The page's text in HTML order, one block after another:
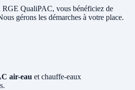
RGE QualiPAC, vous bénéficiez de
gérons les démarches à votre place.
air-eau et chauffe-eaux